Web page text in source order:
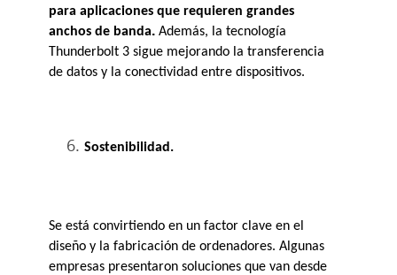
para aplicaciones que requieren grandes
anchos de banda. Además, la tecnología
Thunderbolt 3 sigue mejorando la transferencia
de datos y la conectividad entre dispositivos.
Sostenibilidad.
Se está convirtiendo en un factor clave en el
diseño y la fabricación de ordenadores. Algunas
empresas presentaron soluciones que van desde